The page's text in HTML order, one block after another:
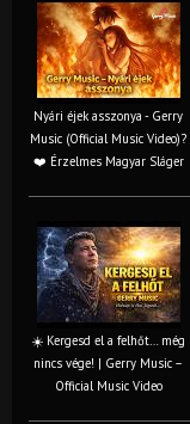
Nyári éjek asszonya - Gerry
Music (Official Music Video)?
❤️ Érzelmes Magyar Sláger
☀️ Kergesd el a felhőt… még
nincs vége! | Gerry Music –
Official Music Video